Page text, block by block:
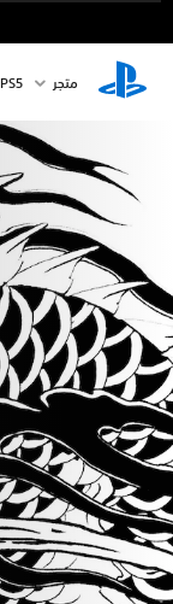
متجر PS5‏